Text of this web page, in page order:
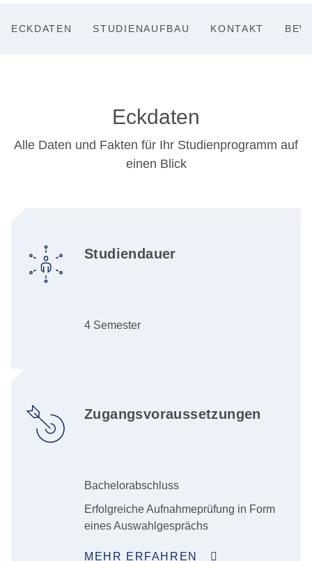
ECKDATEN STUDIENAUFBAU KONTAKT
Eckdaten
Alle Daten und Fakten für Ihr Studienprogramm auf
einen Blick
Studiendauer
4 Semester
Zugangsvoraussetzungen
Bachelorabschluss
Erfolgreiche Aufnahmeprüfung in Form
eines Auswahlgesprächs
MEHR ERFAHREN